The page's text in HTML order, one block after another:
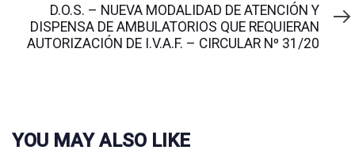
artículoD.O.S. – NUEVA MODALIDAD DE ATENCIÓN Y
DISPENSA DE AMBULATORIOS QUE REQUIERAN
AUTORIZACIÓN DE I.V.A.F. – CIRCULAR Nº 31/20
YOU MAY ALSO LIKE